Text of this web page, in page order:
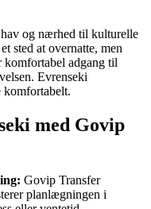
og nærhed til kulturelle
sted at overnatte, men
komfortabel adgang til
Evrenseki
komfortabelt.
med Govip
Govip Transfer
planlægningen i